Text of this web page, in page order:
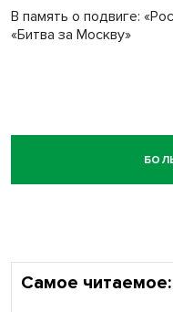
В память о подвиге:
«Битва за Москву»
Самое читаемое: